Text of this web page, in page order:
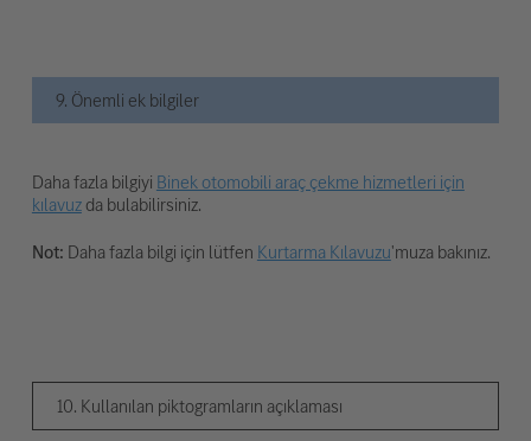
9. Önemli ek bilgiler
Daha fazla bilgiyi Binek otomobili araç çekme hizmetleri için
kılavuzda bulabilirsiniz.
Not: Daha fazla bilgi için lütfen Kurtarma Kılavuzu'muza bakınız.
10. Kullanılan piktogramların açıklaması